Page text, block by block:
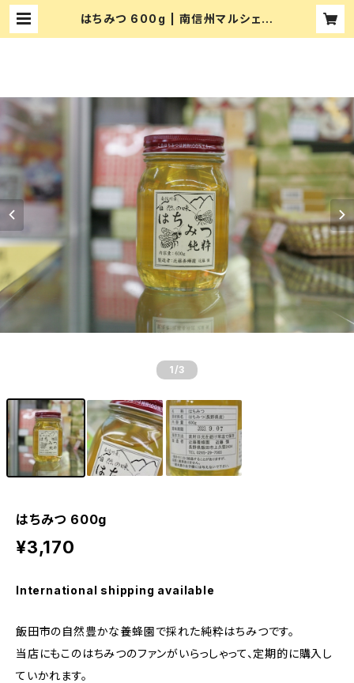
はちみつ 600g | 南信州マルシェ多
1 /3
はちみつ 600g
¥3,170
International shipping available
飯田市の自然豊かな養蜂園で採れた純粋はちみつです。
当店にもこのはちみつのファンがいらっしゃって、定期的に購入し
ていかれます。